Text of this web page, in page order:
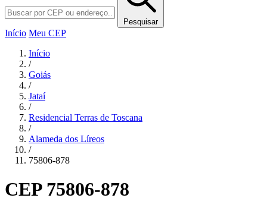
Pesquisar
Início Meu CEP
Início
/
Goiás
/
Jataí
/
Residencial Terras de Toscana
/
Alameda dos Líreos
/
75806-878
CEP 75806-878